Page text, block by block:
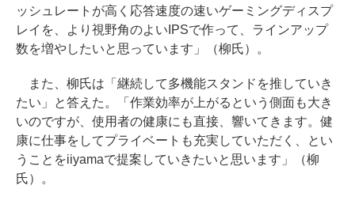
ッシュレートが高く応答速度の速いゲーミングディスプ
レイを、より視野角のよいIPSで作って、ラインアップ
数を増やしたいと思っています」（柳氏）。
また、柳氏は「継続して多機能スタンドを推していき
たい」と答えた。「作業効率が上がるという側面も大き
いのですが、使用者の健康にも直接、響いてきます。健
康に仕事をしてプライベートも充実していただく、とい
うことをiiyamaで提案していきたいと思います」（柳
氏）。